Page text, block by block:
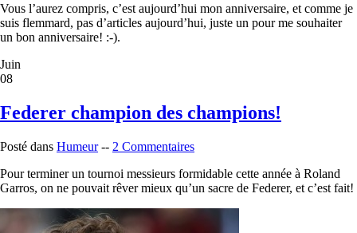
Vous l’aurez compris, c’est aujourd’hui mon anniversaire, et comme je
suis flemmard, pas d’articles aujourd’hui, juste un pour me souhaiter
un bon anniversaire! :-).
Juin
08
Federer champion des champions!
Posté dans Humeur-- 2 Commentaires
Pour terminer un tournoi messieurs formidable cette année à Roland
Garros, on ne pouvait rêver mieux qu’un sacre de Federer, et c’est fait!